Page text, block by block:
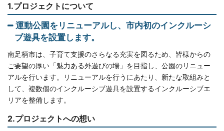
1.プロジェクトについて
運動公園をリニューアルし、市内初のインクルーシ
ブ遊具を設置します。
南足柄市は、子育て支援のさらなる充実を図るため、皆様からの
ご要望の厚い「魅力ある外遊びの場」を目指し、公園のリニュー
アルを行います。リニューアルを行うにあたり、新たな取組みと
して、複数個のインクルーシブ遊具を設置するインクルーシブエ
リアを整備します。
2.プロジェクトへの想い